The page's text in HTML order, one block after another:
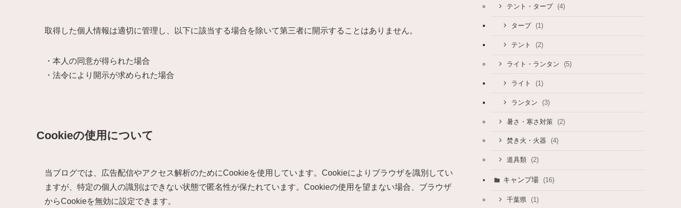
取得した個人情報は適切に管理し、以下に該当する場合を除いて第三者に開示することはありません。
・本人の同意が得られた場合
・法令により開示が求められた場合
Cookieの使用について
当ブログでは、広告配信やアクセス解析のためにCookieを使用しています。Cookieによりブラウザを識別してい
ますが、特定の個人の識別はできない状態で匿名性が保たれています。Cookieの使用を望まない場合、ブラウザ
からCookieを無効に設定できます。
テント・タープ (4)
タープ (1)
テント (2)
ライト・ランタン (5)
ライト (1)
ランタン (3)
暑さ・寒さ対策 (2)
焚き火・火器 (4)
道具類 (2)
キャンプ場 (16)
千葉県 (1)